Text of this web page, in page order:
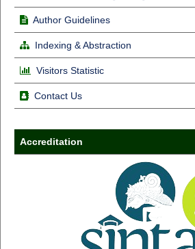
Author Guidelines
Indexing & Abstraction
Visitors Statistic
Contact Us
Accreditation